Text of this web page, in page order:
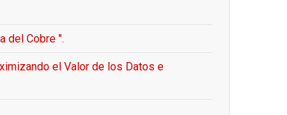
del Cobre ".
el Valor de los Datos e